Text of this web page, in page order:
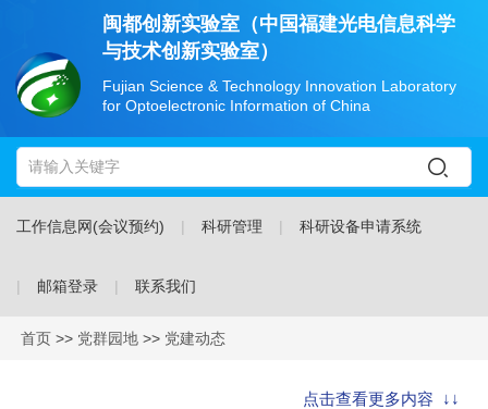
闽都创新实验室（中国福建光电信息科学
与技术创新实验室）
Fujian Science & Technology Innovation Laboratory
for Optoelectronic Information of China
工作信息网(会议预约) 科研管理 科研设备申请系统
邮箱登录 联系我们
首页 >> 党群园地 >> 党建动态
点击查看更多内容 ↓↓